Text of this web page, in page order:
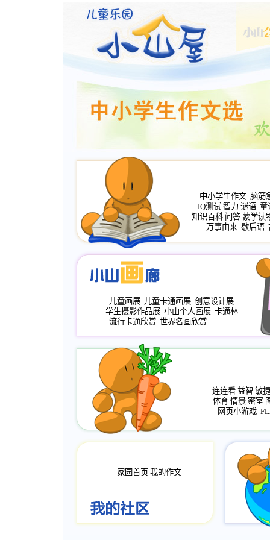
中小学生作文 脑筋
IQ测试 智力 谜语 童
知识百科 问答 蒙学读
万事由来 歇后语
儿童画展 儿童卡通画展 创意设计展
学生摄影作品展 小山个人画展 卡通林
流行卡通欣赏 世界名画欣赏 ………
连连看 益智 敏捷
体育 情景 密室
网页小游戏
家园首页 我的作文